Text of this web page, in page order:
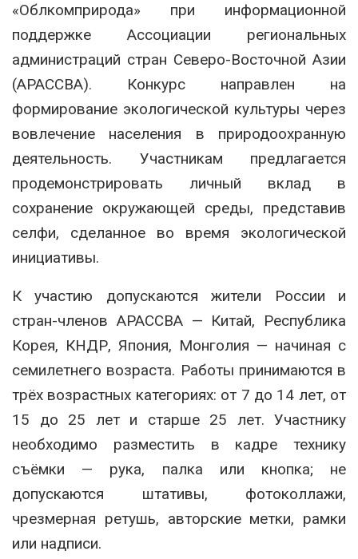
«Облкомприрода» при информационной
поддержке Ассоциации региональных
администраций стран Северо-Восточной Азии
(АРАССВА). Конкурс направлен на
формирование экологической культуры через
вовлечение населения в природоохранную
деятельность. Участникам предлагается
продемонстрировать личный вклад в
сохранение окружающей среды, представив
селфи, сделанное во время экологической
инициативы.
К участию допускаются жители России и
стран-членов АРАССВА — Китай, Республика
Корея, КНДР, Япония, Монголия — начиная с
семилетнего возраста. Работы принимаются в
трёх возрастных категориях: от 7 до 14 лет, от
15 до 25 лет и старше 25 лет. Участнику
необходимо разместить в кадре технику
съёмки — рука, палка или кнопка; не
допускаются штативы, фотоколлажи,
чрезмерная ретушь, авторские метки, рамки
или надписи.